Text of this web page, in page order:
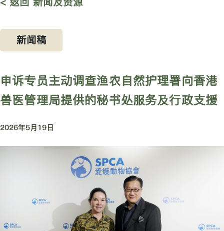
新闻稿
申诉专员主动调查渔农自然护理署向香港
兽医管理局提供的秘书处服务及行政支援
2026年5月19日